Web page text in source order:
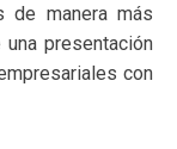
de manera más
presentación
con